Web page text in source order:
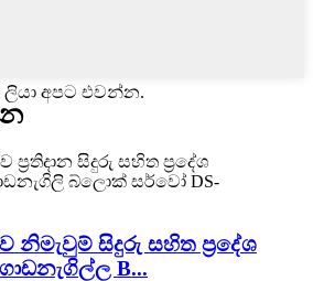
අපට එවන්න.
නිමැවුම් සිදුරු සහිත ප්‍රදේශ
B...